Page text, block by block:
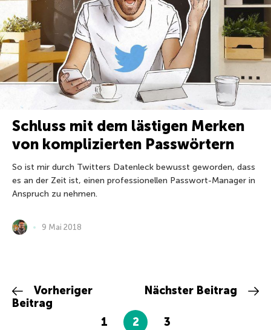
Schluss mit dem lästigen Merken
von komplizierten Passwörtern
So ist mir durch Twitters Datenleck bewusst geworden, dass
es an der Zeit ist, einen professionellen Passwort-Manager in
Anspruch zu nehmen.
9 Mai 2018
Vorheriger
Beitrag
1
2 3
Nächster Beitrag